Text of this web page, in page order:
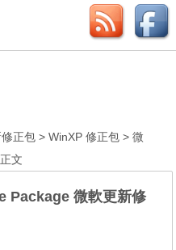
正包 >WinXP 修正包 >微
文
Package 微軟更新修